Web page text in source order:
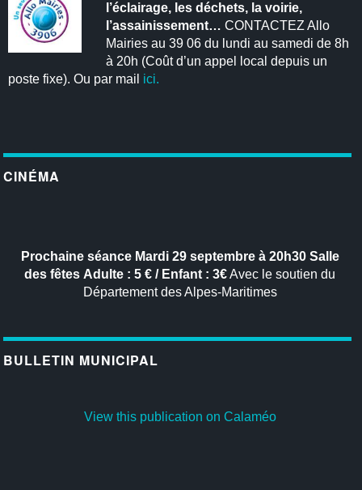
l’éclairage, les déchets, la voirie,
l’assainissement… CONTACTEZ Allo
Mairies au 39 06 du lundi au samedi de 8h
à 20h (Coût d’un appel local depuis un
poste fixe). Ou par mail ici.
CINÉMA
Prochaine séanceMardi 29 septembre à 20h30 Salle
des fêtes Adulte : 5 € / Enfant : 3€Avec le soutien du
Département des Alpes-Maritimes
BULLETIN MUNICIPAL
View this publication on Calaméo